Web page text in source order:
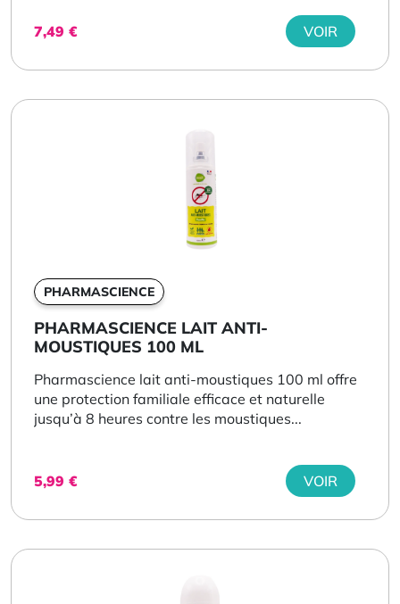
7,49 € VOIR
PHARMASCIENCE
PHARMASCIENCE LAIT ANTI-
MOUSTIQUES 100 ML
Pharmascience lait anti-moustiques 100 ml offre
une protection familiale efficace et naturelle
jusqu’à 8 heures contre les moustiques...
5,99 € VOIR